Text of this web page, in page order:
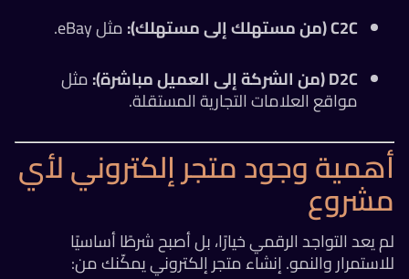
C2C (من مستهلك إلى مستهلك):
مثل eBay.
D2C (من الشركة إلى العميل مباشرة):
مثل
مواقع العلامات التجارية المستقلة.
أهمية وجود متجر إلكتروني لأي
مشروع
لم يعد التواجد الرقمي خيارًا، بل أصبح شرطًا أساسيًا
للاستمرار والنمو. إنشاء متجر إلكتروني يمكّنك من: